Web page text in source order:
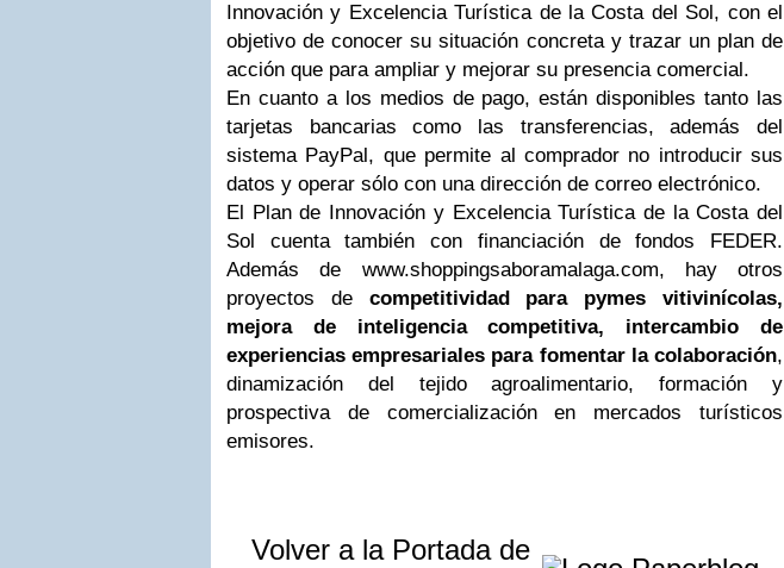
Innovación y Excelencia Turística de la Costa del Sol, con el
objetivo de conocer su situación concreta y trazar un plan de
acción que para ampliar y mejorar su presencia comercial.
En cuanto a los medios de pago, están disponibles tanto las
tarjetas bancarias como las transferencias, además del
sistema PayPal, que permite al comprador no introducir sus
datos y operar sólo con una dirección de correo electrónico.
El Plan de Innovación y Excelencia Turística de la Costa del
Sol cuenta también con financiación de fondos FEDER.
Además de www.shoppingsaboramalaga.com, hay otros
proyectos de competitividad para pymes vitivinícolas,
mejora de inteligencia competitiva, intercambio de
experiencias empresariales para fomentar la colaboración,
dinamización del tejido agroalimentario, formación y
prospectiva de comercialización en mercados turísticos
emisores.
Volver a la Portada de